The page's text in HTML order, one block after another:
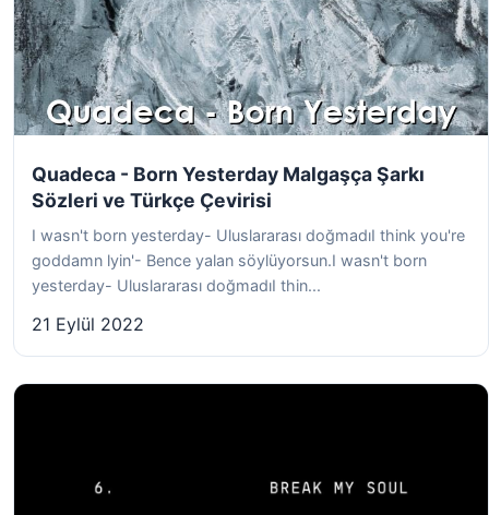
Quadeca - Born Yesterday Malgaşça Şarkı
Sözleri ve Türkçe Çevirisi
I wasn't born yesterday- Uluslararası doğmadıI think you're
goddamn lyin'- Bence yalan söylüyorsun.I wasn't born
yesterday- Uluslararası doğmadıI thin...
21 Eylül 2022